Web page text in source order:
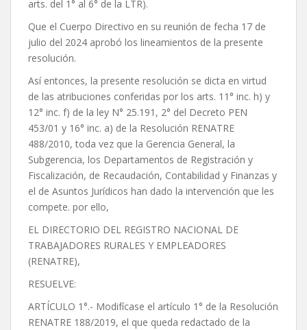
arts. del 1° al 6° de la LTR).
Que el Cuerpo Directivo en su reunión de fecha 17 de
julio del 2024 aprobó los lineamientos de la presente
resolución.
Así entonces, la presente resolución se dicta en virtud
de las atribuciones conferidas por los arts. 11° inc. h) y
12° inc. f) de la ley N° 25.191, 2° del Decreto PEN
453/01 y 16° inc. a) de la Resolución RENATRE
488/2010, toda vez que la Gerencia General, la
Subgerencia, los Departamentos de Registración y
Fiscalización, de Recaudación, Contabilidad y Finanzas y
el de Asuntos Jurídicos han dado la intervención que les
compete. por ello,
EL DIRECTORIO DEL REGISTRO NACIONAL DE
TRABAJADORES RURALES Y EMPLEADORES
(RENATRE),
RESUELVE:
ARTÍCULO 1°.- Modifícase el artículo 1° de la Resolución
RENATRE 188/2019, el que queda redactado de la